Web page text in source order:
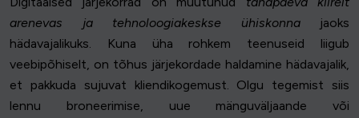
arenevas ja tehnoloogiakeskse ühiskonnajaoks
hädavajalikuks. Kuna üha rohkem teenuseid liigub
veebipõhiselt, on tõhus järjekordade haldamine hädavajalik,
et pakkuda sujuvat kliendikogemust. Olgu tegemist siis
lennu broneerimise, uue mänguväljaande või